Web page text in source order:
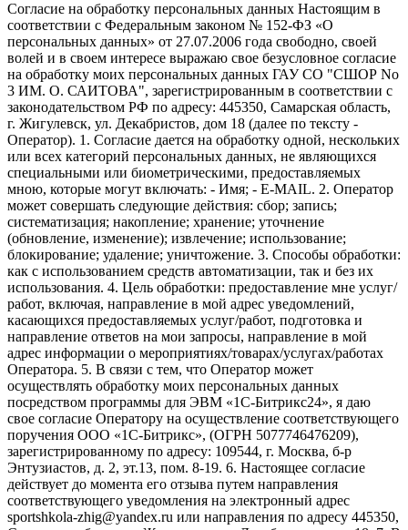
Согласие на обработку персональных данных Настоящим в
соответствии с Федеральным законом № 152-ФЗ «О
персональных данных» от 27.07.2006 года свободно, своей
волей и в своем интересе выражаю свое безусловное согласие
на обработку моих персональных данных ГАУ СО "СШОР No
3 ИМ. О. САИТОВА", зарегистрированным в соответствии с
законодательством РФ по адресу: 445350, Самарская область,
г. Жигулевск, ул. Декабристов, дом 18 (далее по тексту -
Оператор). 1. Согласие дается на обработку одной, нескольких
или всех категорий персональных данных, не являющихся
специальными или биометрическими, предоставляемых
мною, которые могут включать: - Имя; - E-MAIL. 2. Оператор
может совершать следующие действия: сбор; запись;
систематизация; накопление; хранение; уточнение
(обновление, изменение); извлечение; использование;
блокирование; удаление; уничтожение. 3. Способы обработки:
как с использованием средств автоматизации, так и без их
использования. 4. Цель обработки: предоставление мне услуг/
работ, включая, направление в мой адрес уведомлений,
касающихся предоставляемых услуг/работ, подготовка и
направление ответов на мои запросы, направление в мой
адрес информации о мероприятиях/товарах/услугах/работах
Оператора. 5. В связи с тем, что Оператор может
осуществлять обработку моих персональных данных
посредством программы для ЭВМ «1С-Битрикс24», я даю
свое согласие Оператору на осуществление соответствующего
поручения ООО «1С-Битрикс», (ОГРН 5077746476209),
зарегистрированному по адресу: 109544, г. Москва, б-р
Энтузиастов, д. 2, эт.13, пом. 8-19. 6. Настоящее согласие
действует до момента его отзыва путем направления
соответствующего уведомления на электронный адрес
sportshkola-zhig@yandex.ru или направления по адресу 445350,